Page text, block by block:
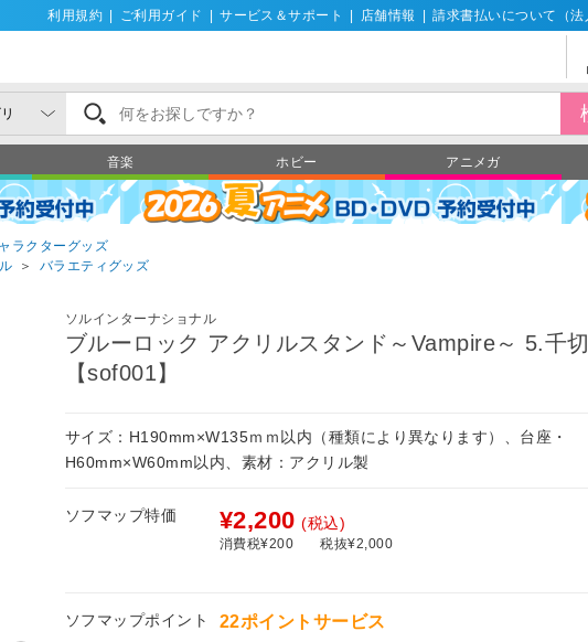
利用規約 ご利用ガイド サービス＆サポート 店舗情報 請求書払いについて（法
音楽 ホビー アニメガ
ラクターグッズ
＞
バラエティグッズ
ソルインターナショナル
ブルーロック アクリルスタンド～Vampire～ 5.千
【sof001】
サイズ：H190mm×W135ｍｍ以内（種類により異なります）、台座・
H60mm×W60mm以内、素材：アクリル製
ソフマップ特価 ¥2,200 (税込)
消費税¥200 税抜¥2,000
ソフマップポイント 22ポイントサービス